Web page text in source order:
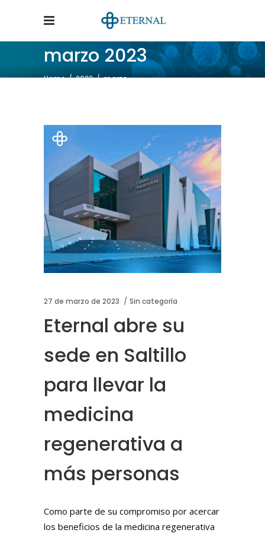
marzo 2023
Home/2023/marzo
27 de marzo de 2023 Sin categoría
Eternal abre su
sede en Saltillo
para llevar la
medicina
regenerativa a
más personas
Como parte de su compromiso por acercar
los beneficios de la medicina regenerativa